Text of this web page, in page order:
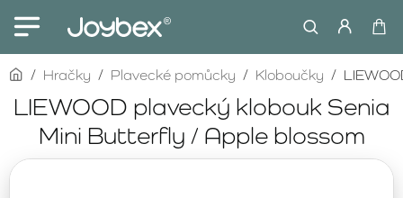
LIEWOOD plavecký klobouk Senia
Mini Butterfly / Apple blossom
homeHračky Plavecké pomůcky Kloboučky